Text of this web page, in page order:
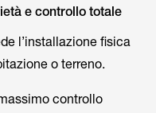
e controllo totale
l’installazione fisica
o terreno.
controllo